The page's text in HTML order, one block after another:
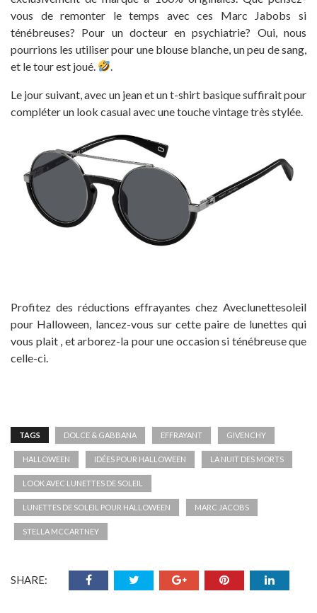
vous de remonter le temps avec ces Marc Jabobs si
ténébreuses? Pour un docteur en psychiatrie? Oui, nous
pourrions les utiliser pour une blouse blanche, un peu de sang,
et le tour est joué.
.
Le jour suivant, avec un jean et un t-shirt basique suffirait pour
compléter un look casual avec une touche vintage très stylée.
Profitez des réductions effrayantes chez Aveclunettesoleil
pour Halloween, lancez-vous sur cette paire de lunettes qui
vous plait , et arborez-la pour une occasion si ténébreuse que
celle-ci.
TAGS DOLCE & GABBANA EFFRAYANT GIVENCHY
HALLOWEEN IDÉES POUR HALLOWEEN LA NUIT DES MORTS
LOOK AVEC LUNETTES DE SOLEIL
LUNETTES DE SOLEIL POUR HALLOWEEN MARC JACOBS
STELLA MCCARTNEY
SHARE: